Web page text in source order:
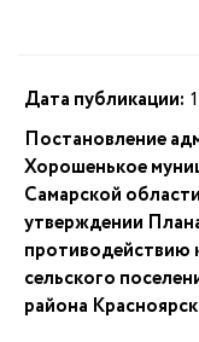
Дата публикации:
Постановление
Хорошенькое
Самарской
утверждении
противодействию
сельского
района